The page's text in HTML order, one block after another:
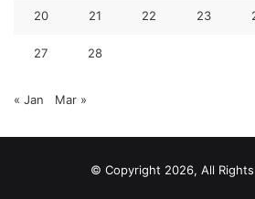
20 21 22 23
27 28
« Jan Mar »
© Copyright 2026, All